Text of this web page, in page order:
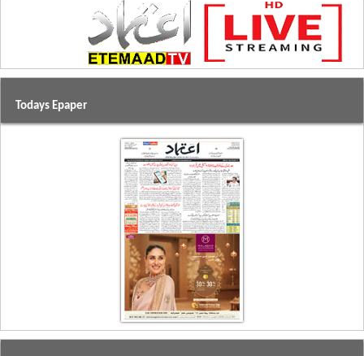
Todays Epaper